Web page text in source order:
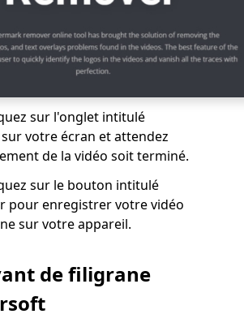
sur l'onglet intitulé
votre écran et attendez
de la vidéo soit terminé.
sur le bouton intitulé
pour enregistrer votre vidéo
sur votre appareil.
de filigrane